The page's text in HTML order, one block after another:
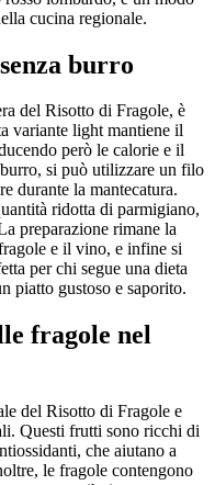
cucina regionale.
burro
del Risotto di Fragole, è
variante light mantiene il
però le calorie e il
si può utilizzare un filo
durante la mantecatura.
ridotta di parmigiano,
preparazione rimane la
e il vino, e infine si
per chi segue una dieta
piatto gustoso e saporito.
fragole nel
del Risotto di Fragole e
Questi frutti sono ricchi di
che aiutano a
le fragole contengono